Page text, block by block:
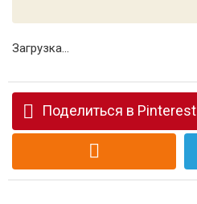
Загрузка...
Поделиться в Pinterest